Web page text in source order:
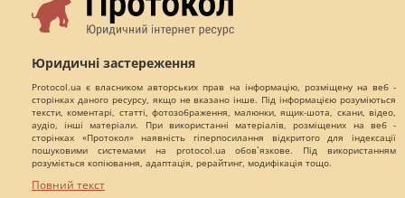
Юридичні застереження
Protocol.ua є власником авторських прав на інформацію, розміщену на веб -
сторінках даного ресурсу, якщо не вказано інше. Під інформацією розуміються
тексти, коментарі, статті, фотозображення, малюнки, ящик-шота, скани, відео,
аудіо, інші матеріали. При використанні матеріалів, розміщених на веб -
сторінках «Протокол» наявність гіперпосилання відкритого для індексації
пошуковими системами на protocol.ua обов`язкове. Під використанням
розуміється копіювання, адаптація, рерайтинг, модифікація тощо.
Повний текст